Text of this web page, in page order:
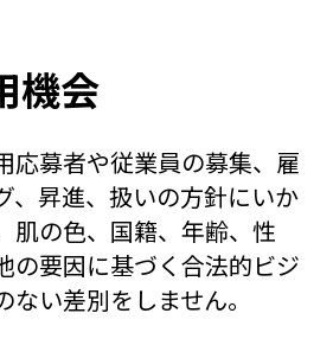
機会
応募者や従業員の募集、雇
、昇進、扱いの方針にいか
肌の色、国籍、年齢、性
の要因に基づく合法的ビジ
い差別をしません。